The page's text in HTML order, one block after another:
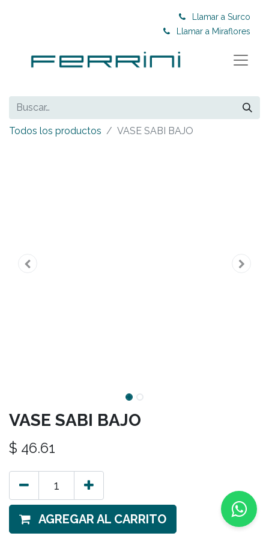
Llamar a Surco
Llamar a Miraflores
Todos los productos VASE SABI BAJO
VASE SABI BAJO
$ 46.61
AGREGAR AL CARRITO